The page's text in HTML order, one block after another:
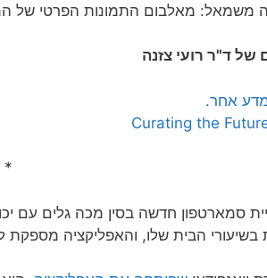
משמאל: מאלבום התמונות הפרטי של
של ד"ר רועי צזנה
אחר.
Curating the
סמארטפון חדשה בסין מכה גלים
בשיעורי הבית שלו, והאפליקציה מספקת